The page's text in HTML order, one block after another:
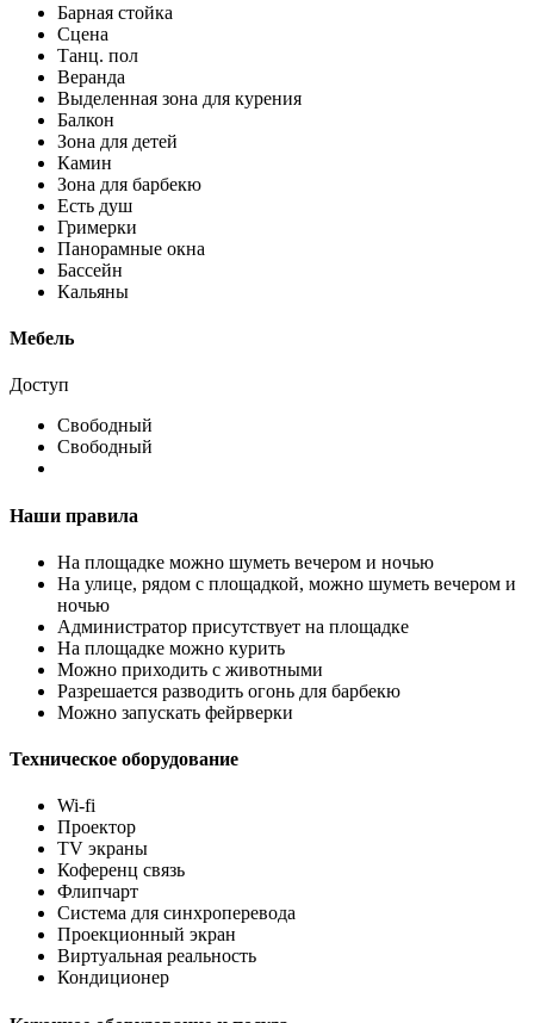
Барная стойка
Сцена
Танц. пол
Веранда
Выделенная зона для курения
Балкон
Зона для детей
Камин
Зона для барбекю
Есть душ
Гримерки
Панорамные окна
Бассейн
Кальяны
Мебель
Доступ
Свободный
Свободный
Наши правила
На площадке можно шуметь вечером и ночью
На улице, рядом с площадкой, можно шуметь вечером и
ночью
Администратор присутствует на площадке
На площадке можно курить
Можно приходить с животными
Разрешается разводить огонь для барбекю
Можно запускать фейрверки
Техническое оборудование
Wi-fi
Проектор
TV экраны
Коференц связь
Флипчарт
Система для синхроперевода
Проекционный экран
Виртуальная реальность
Кондиционер